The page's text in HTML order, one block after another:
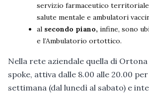
servizio farmaceutico
salute mentale e ambulatori
alsecondo piano, infine, sono
e l’Ambulatorio ortottico.
Nella rete aziendale quella di
spoke, attiva dalle 8.00 alle 20.00
settimana (dal lunedì al sabato) e